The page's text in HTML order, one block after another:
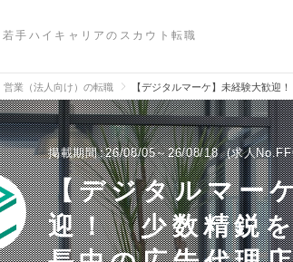
若手ハイキャリアのスカウト転職
営業（法人向け）の転職 【デジタルマーケ】未経験大歓迎
掲載期間 26/08/05～26/08/18 求人
【デジタルマー
迎！ 少数精鋭